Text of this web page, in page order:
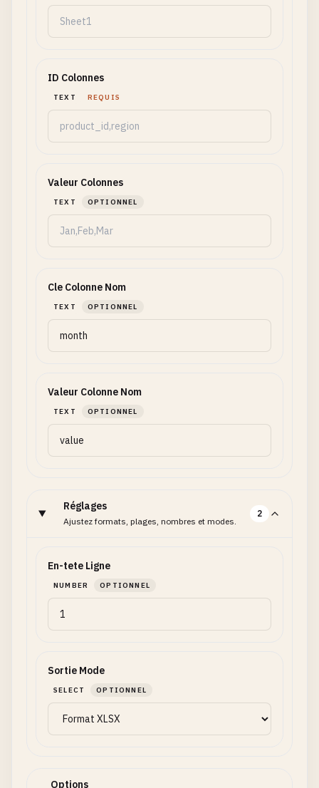
ID Colonnes
TEXT REQUIS
Valeur Colonnes
TEXT OPTIONNEL
Cle Colonne Nom
TEXT OPTIONNEL
Valeur Colonne Nom
TEXT OPTIONNEL
Réglages
Ajustez formats, plages, nombres et modes.
2
En-tete Ligne
NUMBER OPTIONNEL
Sortie Mode
SELECT OPTIONNEL
Options